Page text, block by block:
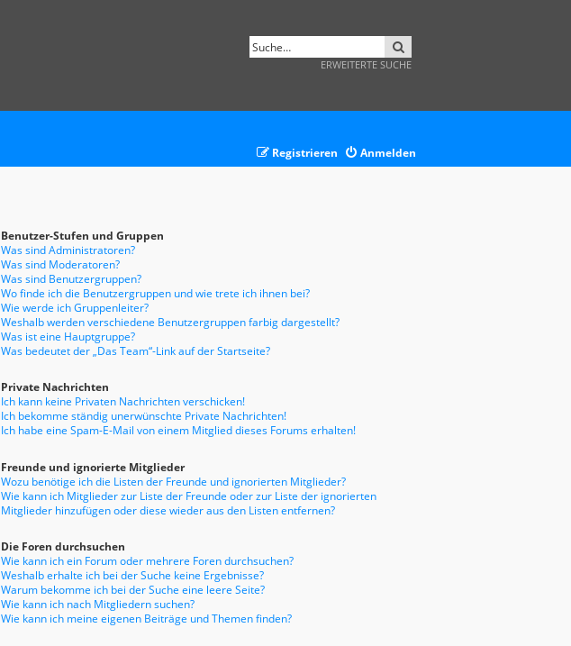
ERWEITERTE SUCHE
Anmelden
Registrieren
Benutzer-Stufen und Gruppen
Was sind Administratoren?
Was sind Moderatoren?
Was sind Benutzergruppen?
Wo finde ich die Benutzergruppen und wie trete ich ihnen bei?
Wie werde ich Gruppenleiter?
Weshalb werden verschiedene Benutzergruppen farbig dargestellt?
Was ist eine Hauptgruppe?
Was bedeutet der „Das Team“-Link auf der Startseite?
Private Nachrichten
Ich kann keine Privaten Nachrichten verschicken!
Ich bekomme ständig unerwünschte Private Nachrichten!
Ich habe eine Spam-E-Mail von einem Mitglied dieses Forums erhalten!
Freunde und ignorierte Mitglieder
Wozu benötige ich die Listen der Freunde und ignorierten Mitglieder?
Wie kann ich Mitglieder zur Liste der Freunde oder zur Liste der ignorierten
Mitglieder hinzufügen oder diese wieder aus den Listen entfernen?
Die Foren durchsuchen
Wie kann ich ein Forum oder mehrere Foren durchsuchen?
Weshalb erhalte ich bei der Suche keine Ergebnisse?
Warum bekomme ich bei der Suche eine leere Seite?
Wie kann ich nach Mitgliedern suchen?
Wie kann ich meine eigenen Beiträge und Themen finden?